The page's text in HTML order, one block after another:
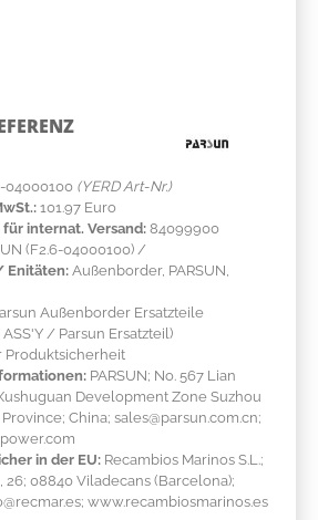
04000100 (YERD Art-Nr.)
101.97 Euro
für internat. Versand:84099900
(F2.6-04000100) /
Enitäten: Außenborder, PARSUN,
Außenborder Ersatzteile
ASS'Y / Parsun Ersatzteil)
Produktsicherheit
PARSUN; No. 567 Lian
Development Zone Suzhou
China; sales@parsun.com.cn;
in der EU: Recambios Marinos S.L.;
26; 08840 Viladecans (Barcelona);
www.recambiosmarinos.es